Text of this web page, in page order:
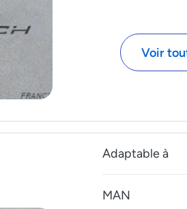
Voir
Adaptable à
MAN